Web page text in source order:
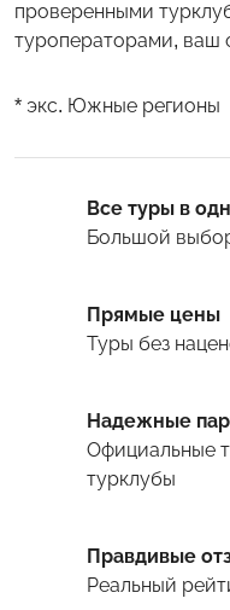
проверенными
туроператорами, ваш
* экс. Южные регионы
Все туры в
Большой
Прямые цены
Туры без
Надежные
Официальные
турклубы
Правдивые
Реальный